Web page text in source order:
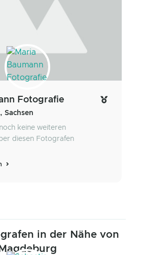
Fotografie
Sachsen
keine weiteren
diesen Fotografen
in der Nähe von
Magdeburg